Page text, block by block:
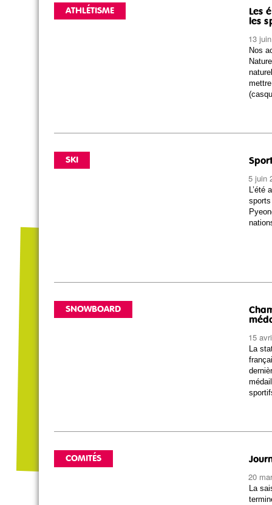
ATHLÉTISME
Les
les
13
Nos
SKI
5 juin
L’été
sports
SNOWBOARD
15
La
COMITÉS
20
La